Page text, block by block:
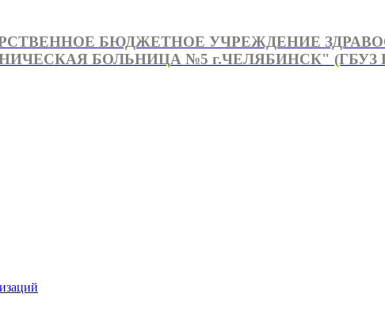
БЮДЖЕТНОЕ УЧРЕЖДЕНИЕ
БОЛЬНИЦА №5 г.ЧЕЛЯБИНСК" (ГБУЗ